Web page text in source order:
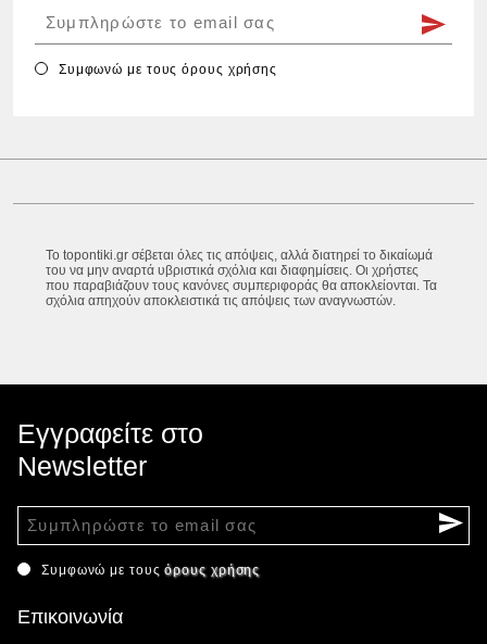
Συμφωνώ με τουςόρους χρήσης
Το topontiki.gr σέβεται όλες τις απόψεις, αλλά διατηρεί το δικαίωμά
του να μην αναρτά υβριστικά σχόλια και διαφημίσεις. Οι χρήστες
που παραβιάζουν τους κανόνες συμπεριφοράς θα αποκλείονται. Τα
σχόλια απηχούν αποκλειστικά τις απόψεις των αναγνωστών.
Εγγραφείτε στο
Newsletter
Συμφωνώ με τουςόρους χρήσης
Επικοινωνία